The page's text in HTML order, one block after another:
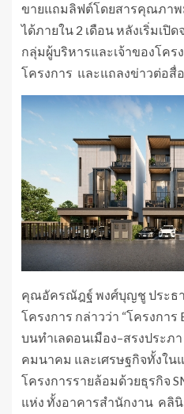
ขายแถมลิฟต์โดยสารคุณภาพ
ได้ภายใน 2 เดือน หลังเริ่มเปิ
กลุ่มผู้บริหารและเจ้าของโคร
โครงการ และแถลงข่าวต่อ
คุณอัครณัฎฐ์ พงศ์บุญชู ประธ
โครงการ กล่าวว่า “โครงการ
บนทำเลดอนเมือง–สรงประภ
คมนาคม และเศรษฐกิจทั้งใน
โครงการรายล้อมด้วยธุรกิจ
แห่ง ทั้งอาคารสำนักงาน คลิ